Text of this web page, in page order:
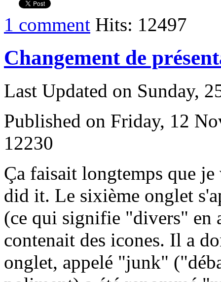
1 comment Hits: 12497
Changement de
Last Updated on Sunday,
Published on Friday, 12
12230
Ça faisait longtemps que
did it. Le sixième onglet
(ce qui signifie "divers" en
contenait des icones. Il a
onglet, appelé "junk"